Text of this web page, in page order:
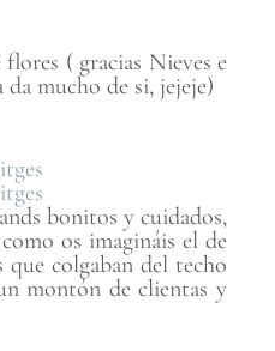
( gracias Nieves e
mucho de si, jejeje)
bonitos y cuidados,
os imagináis el de
colgaban del techo
montón de clientas y